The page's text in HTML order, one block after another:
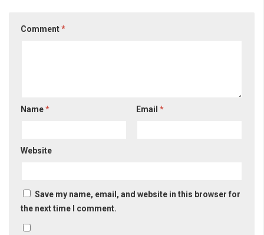
Comment*
Name* Email*
Website
Save my name, email, and website in this browser for
the next time I comment.